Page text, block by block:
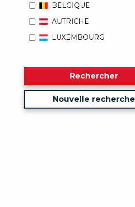
BELGIQUE
AUTRICHE
LUXEMBOURG
Rechercher
Nouvelle recherche